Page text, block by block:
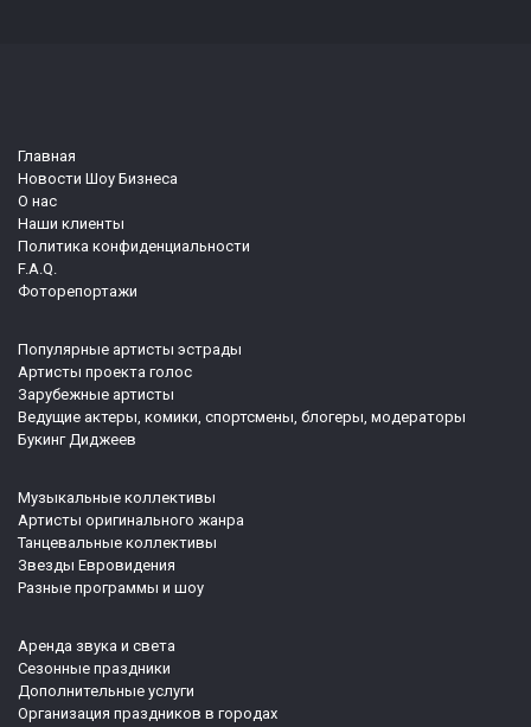
Главная
Новости Шоу Бизнеса
О нас
Наши клиенты
Политика конфиденциальности
F.A.Q.
Фоторепортажи
Популярные артисты эстрады
Артисты проекта голос
Зарубежные артисты
Ведущие актеры, комики, спортсмены, блогеры, модераторы
Букинг Диджеев
Музыкальные коллективы
Артисты оригинального жанра
Танцевальные коллективы
Звезды Евровидения
Разные программы и шоу
Аренда звука и света
Сезонные праздники
Дополнительные услуги
Организация праздников в городах